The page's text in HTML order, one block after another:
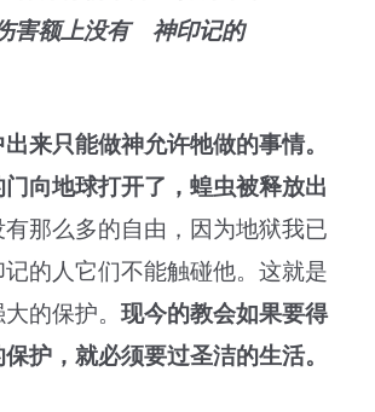
害额上没有 神印记的
来只能做神允许牠做的事情。
向地球打开了，蝗虫被释放出
那么多的自由，因为地狱我已
的人它们不能触碰他。这就是
的保护。现今的教会如果要得
护，就必须要过圣洁的生活。